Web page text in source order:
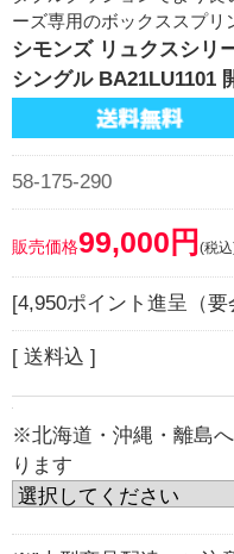
ーズ専用のボックススプリ
シモンズ リュクスシリ
シングル BA21LU1101
58-175-290
販売価格99,000円 (税
[4,950ポイント進呈（
[ 送料込 ]
※北海道・沖縄・離島
ります